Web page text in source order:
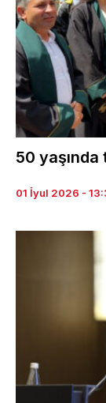
50 yaşında
01 İyul 2026 -